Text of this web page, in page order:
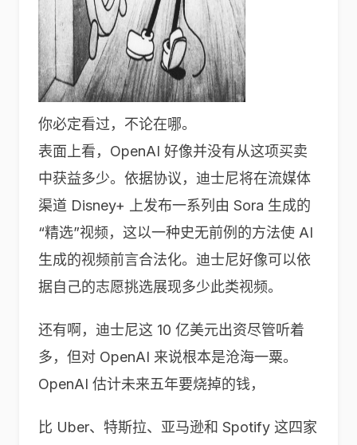
你必定看过，不论在哪。
表面上看，OpenAI 好像并没有从这项买卖
中获益多少。依据协议，迪士尼将在流媒体
渠道 Disney+ 上发布一系列由 Sora 生成的
“精选”视频，这以一种史无前例的方法使 AI
生成的视频前言合法化。迪士尼好像可以依
据自己的志愿挑选展现多少此类视频。
还有啊，迪士尼这 10 亿美元出资尽管听着
多，但对 OpenAI 来说根本是沧海一粟。
OpenAI 估计未来五年要烧掉的钱，
比 Uber、特斯拉、亚马逊和 Spotify 这四家